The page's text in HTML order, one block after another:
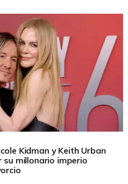
Kidman y Keith Urban
su millonario imperio